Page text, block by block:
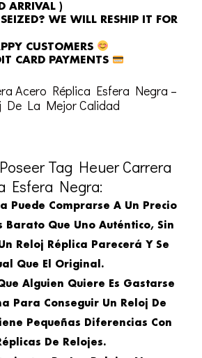
ARRIVAL )
WE WILL RESHIP IT FOR
CUSTOMERS
CARD PAYMENTS
Acero Réplica Esfera Negra –
De La Mejor Calidad
Tag Heuer Carrera
Esfera Negra:
Puede Comprarse A Un Precio
Barato Que Uno Auténtico, Sin
Reloj Réplica Parecerá Y Se
Que El Original.
Alguien Quiere Es Gastarse
Para Conseguir Un Reloj De
Pequeñas Diferencias Con
De Relojes.